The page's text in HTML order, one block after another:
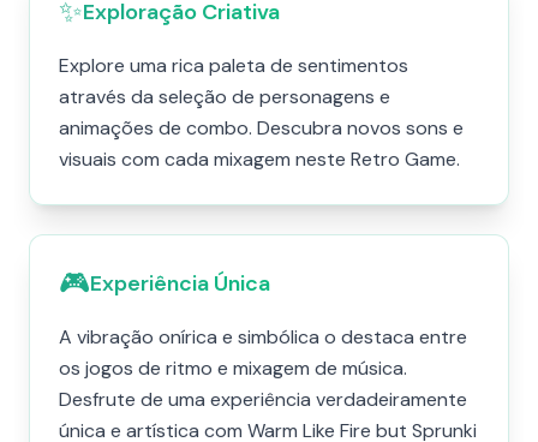
✨Exploração Criativa
Explore uma rica paleta de sentimentos
através da seleção de personagens e
animações de combo. Descubra novos sons e
visuais com cada mixagem neste Retro Game.
🎮Experiência Única
A vibração onírica e simbólica o destaca entre
os jogos de ritmo e mixagem de música.
Desfrute de uma experiência verdadeiramente
única e artística com Warm Like Fire but Sprunki